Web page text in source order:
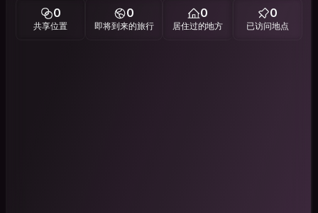
0
共享位置
0
即将到来的旅行
0
居住过的地方
0
已访问地点